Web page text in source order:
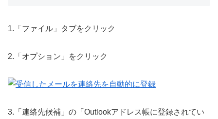
1.「ファイル」タブをクリック
2.「オプション」をクリック
3.「連絡先候補」の「Outlookアドレス帳に登録されてい